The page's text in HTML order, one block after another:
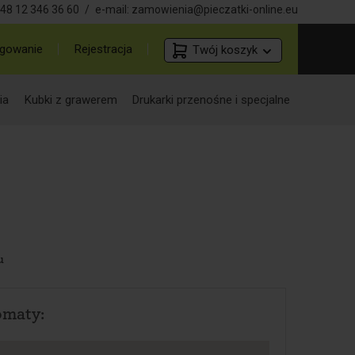
12 346 36 60 / e-mail: zamowienia@pieczatki-online.eu
Rejestracja Twój koszyk
Kubki z grawerem Drukarki przenośne i specjalne